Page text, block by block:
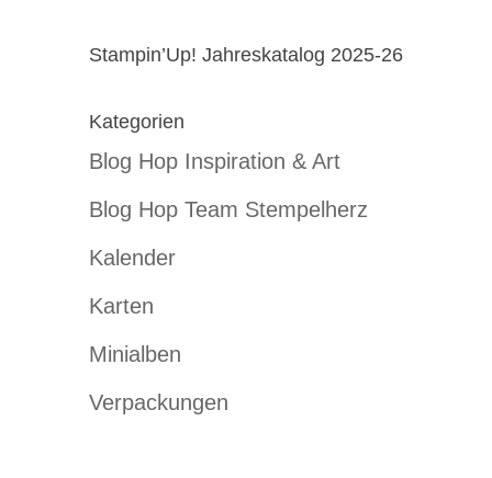
Stampin’Up! Jahreskatalog 2025-26
Kategorien
Blog Hop Inspiration & Art
Blog Hop Team Stempelherz
Kalender
Karten
Minialben
Verpackungen